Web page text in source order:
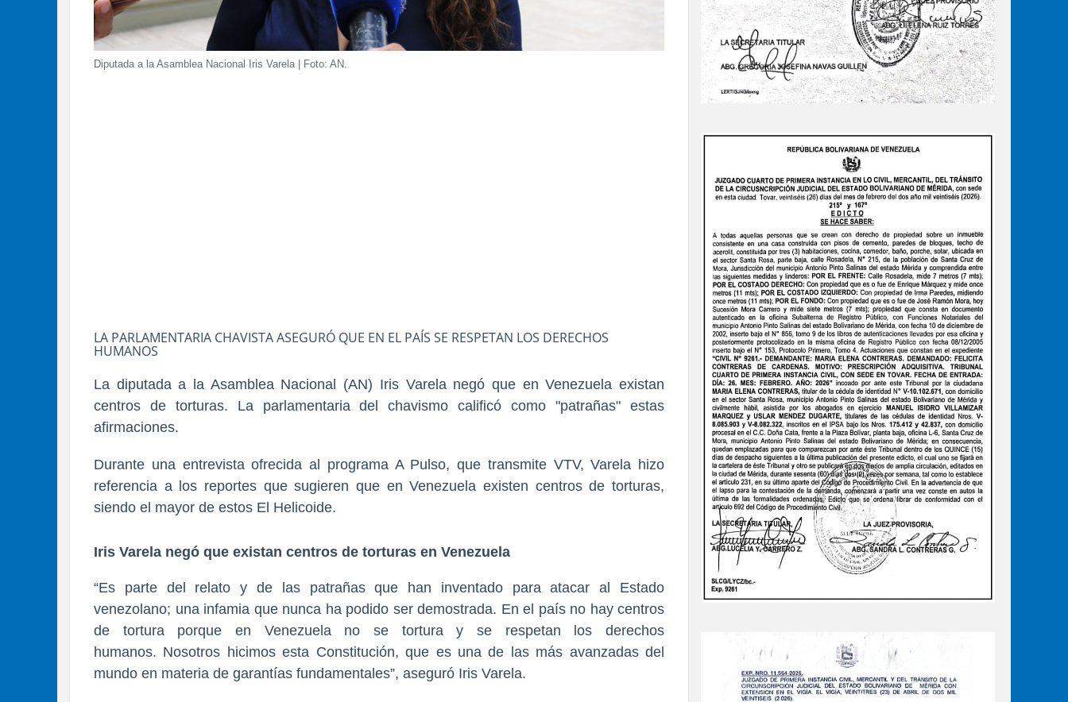
Diputada a la Asamblea Nacional Iris Varela | Foto: AN.
LA PARLAMENTARIA CHAVISTA ASEGURÓ QUE EN EL PAÍS SE RESPETAN LOS DERECHOS
HUMANOS
La diputada a la Asamblea Nacional (AN) Iris Varela negó que en Venezuela existan
centros de torturas. La parlamentaria del chavismo calificó como "patrañas" estas
afirmaciones.
Durante una entrevista ofrecida al programa A Pulso, que transmite VTV, Varela hizo
referencia a los reportes que sugieren que en Venezuela existen centros de torturas,
siendo el mayor de estos El Helicoide.
Iris Varela negó que existan centros de torturas en Venezuela
“Es parte del relato y de las patrañas que han inventado para atacar al Estado
venezolano; una infamia que nunca ha podido ser demostrada. En el país no hay centros
de tortura porque en Venezuela no se tortura y se respetan los derechos
humanos. Nosotros hicimos esta Constitución, que es una de las más avanzadas del
mundo en materia de garantías fundamentales”, aseguró Iris Varela.